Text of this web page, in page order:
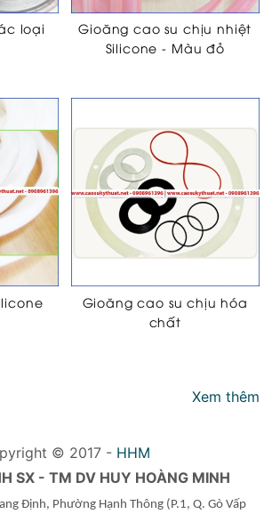
loại
Gioăng cao su chịu nhiệt
Silicone - Màu đỏ
Gioăng cao su chịu hóa
chất
Xem thêm
© 2017 - HHM
SX - TM DV HUY HOÀNG MINH
Định, Phường Hạnh Thông (P.1, Q. Gò Vấp